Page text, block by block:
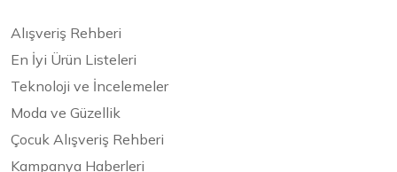
Alışveriş Rehberi
En İyi Ürün Listeleri
Teknoloji ve İncelemeler
Moda ve Güzellik
Çocuk Alışveriş Rehberi
Kampanya Haberleri